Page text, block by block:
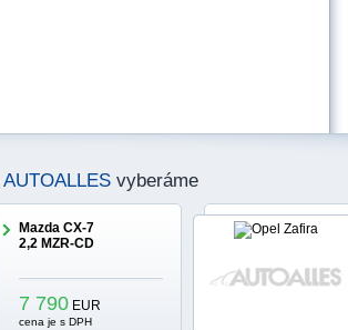
AUTOALLESvyberáme
Mazda CX-7
2,2 MZR-CD
7 790 EUR
cena je s DPH